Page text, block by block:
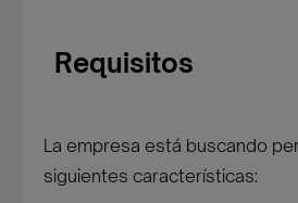
Requisitos
La empresa está buscando
siguientes características: